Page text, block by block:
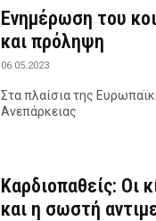
Ενημέρωση του
και πρόληψη
06.05.2023
Στα πλαίσια της
Ανεπάρκειας
Καρδιοπαθείς: Οι
και η σωστή